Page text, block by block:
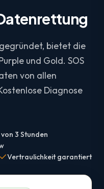
bietet die
und Gold. SOS
von allen
Diagnose
3 Stunden
Vertraulichkeit garantiert